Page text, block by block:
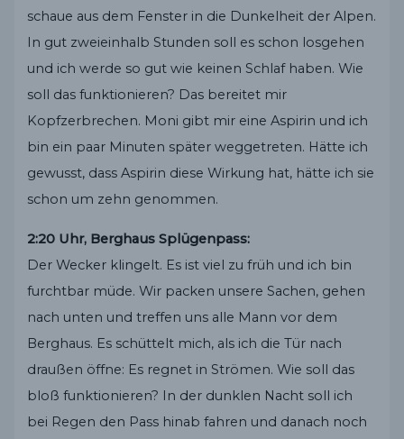
schaue aus dem Fenster in die Dunkelheit der Alpen.
In gut zweieinhalb Stunden soll es schon losgehen
und ich werde so gut wie keinen Schlaf haben. Wie
soll das funktionieren? Das bereitet mir
Kopfzerbrechen. Moni gibt mir eine Aspirin und ich
bin ein paar Minuten später weggetreten. Hätte ich
gewusst, dass Aspirin diese Wirkung hat, hätte ich sie
schon um zehn genommen.
2:20 Uhr, Berghaus Splügenpass:
Der Wecker klingelt. Es ist viel zu früh und ich bin
furchtbar müde. Wir packen unsere Sachen, gehen
nach unten und treffen uns alle Mann vor dem
Berghaus. Es schüttelt mich, als ich die Tür nach
draußen öffne: Es regnet in Strömen. Wie soll das
bloß funktionieren? In der dunklen Nacht soll ich
bei Regen den Pass hinab fahren und danach noch